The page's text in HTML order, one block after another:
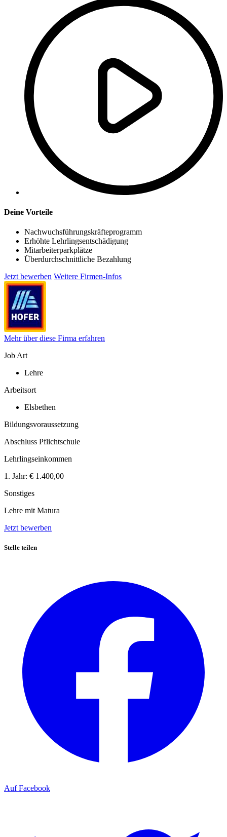
Deine Vorteile
Nachwuchsführungskräfteprogramm
Erhöhte Lehrlingsentschädigung
Mitarbeiterparkplätze
Überdurchschnittliche Bezahlung
Jetzt bewerben Weitere Firmen-Infos
Mehr über diese Firma erfahren
Job Art
Lehre
Arbeitsort
Elsbethen
Bildungsvoraussetzung
Abschluss Pflichtschule
Lehrlingseinkommen
1. Jahr: € 1.400,00
Sonstiges
Lehre mit Matura
Jetzt bewerben
Stelle teilen
Auf Facebook